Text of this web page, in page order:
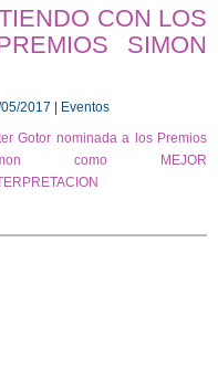
CON LOS
SIMON
2017 | Eventos
Gotor nominada a los Premios
como MEJOR